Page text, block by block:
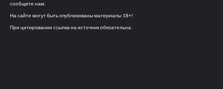
сообщите нам.
На сайте могут быть опубликованы материалы 18+!
При цитировании ссылка на источник обязательна.